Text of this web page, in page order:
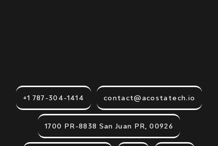
+1 787-304-1414 contact@acostatech.io
1700 PR-8838 San Juan PR, 00926